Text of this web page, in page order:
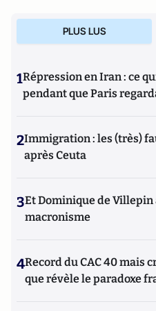
PLUS LUS
1Répression en Iran : ce
pendant que Paris
2Immigration : les (très)
après Ceuta
3Et Dominique de
macronisme
4Record du CAC 40 mais
que révèle le paradoxe